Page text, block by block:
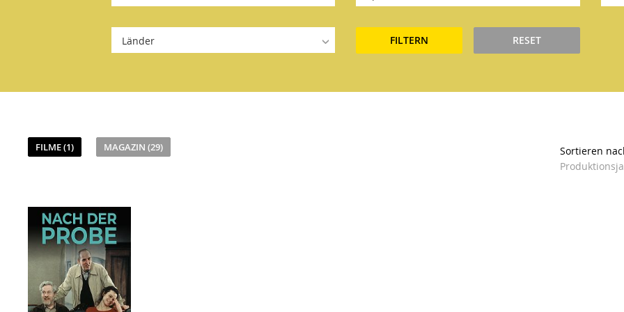
Länder FILTERN RESET
FILME (1) MAGAZIN (29) Sortieren